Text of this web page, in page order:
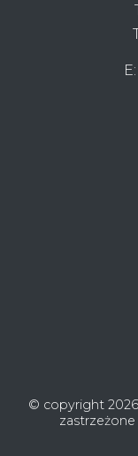
E:
© copyright
zastrzeżone